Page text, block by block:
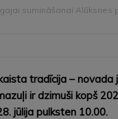
sumināšanai Alūksnes
tradīcija – novada
ir dzimuši kopš
jūlija pulksten 10.00.